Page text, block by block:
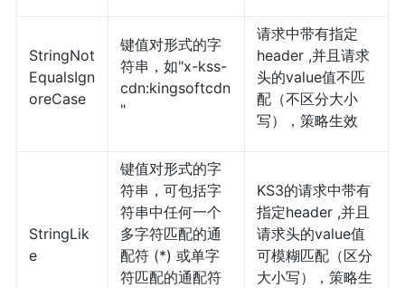
StringNot
EqualsIgn
oreCase
键值对形式的字
符串，如"x-kss-
cdn:kingsoftcdn
"
请求中带有指定
header ,并且请求
头的value值不匹
配（不区分大小
写），策略生效
StringLik
e
键值对形式的字
符串，可包括字
符串中任何一个
多字符匹配的通
配符 (*) 或单字
符匹配的通配符
KS3的请求中带有
指定header ,并且
请求头的value值
可模糊匹配（区分
大小写），策略生